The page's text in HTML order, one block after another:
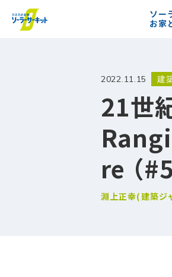
ソー
お家
2022.11.15 建
21世
re （
淵上正幸(建築